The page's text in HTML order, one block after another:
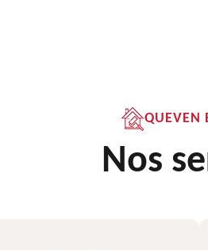
QUEVEN
Nos